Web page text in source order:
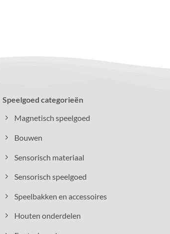
Speelgoed categorieën
Magnetisch speelgoed
Bouwen
Sensorisch materiaal
Sensorisch speelgoed
Speelbakken en accessoires
Houten onderdelen